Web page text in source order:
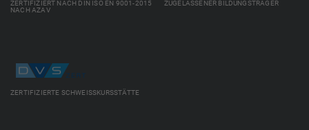
ZERTIFIZIERT NACH DIN ISO EN 9001-2015 ZUGELASSENER BILDUNGSTRÄGER
NACH AZAV
ZERTIFIZIERTE SCHWEISSKURSSTÄTTE